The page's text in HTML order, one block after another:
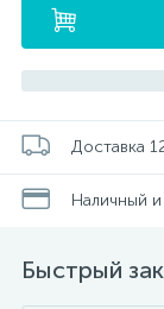
Доставка
Наличный
Быстрый